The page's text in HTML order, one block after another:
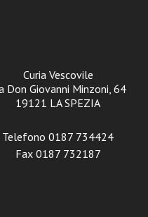
Curia Vescovile
Don Giovanni Minzoni, 64
19121 LA SPEZIA
Telefono 0187 734424
Fax 0187 732187